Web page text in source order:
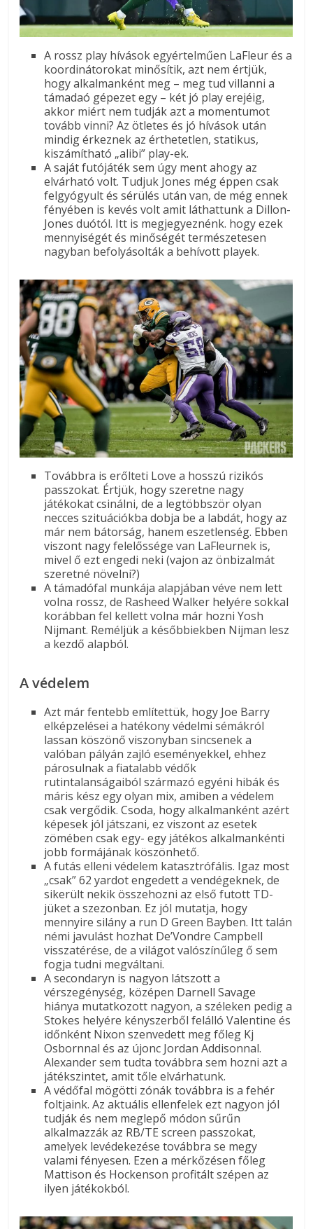
A rossz play hívások egyértelműen LaFleur és a
koordinátorokat minősítik, azt nem értjük,
hogy alkalmanként meg – meg tud villanni a
támadaó gépezet egy – két jó play erejéig,
akkor miért nem tudják azt a momentumot
tovább vinni? Az ötletes és jó hívások után
mindig érkeznek az érthetetlen, statikus,
kiszámítható „alibi” play-ek.
A saját futójáték sem úgy ment ahogy az
elvárható volt. Tudjuk Jones még éppen csak
felgyógyult és sérülés után van, de még ennek
fényében is kevés volt amit láthattunk a Dillon-
Jones duótól. Itt is megjegyeznénk. hogy ezek
mennyiségét és minőségét természetesen
nagyban befolyásolták a behívott playek.
Továbbra is erőlteti Love a hosszú rizikós
passzokat. Értjük, hogy szeretne nagy
játékokat csinálni, de a legtöbbször olyan
necces szituációkba dobja be a labdát, hogy az
már nem bátorság, hanem eszetlenség. Ebben
viszont nagy felelőssége van LaFleurnek is,
mivel ő ezt engedi neki (vajon az önbizalmát
szeretné növelni?)
A támadófal munkája alapjában véve nem lett
volna rossz, de Rasheed Walker helyére sokkal
korábban fel kellett volna már hozni Yosh
Nijmant. Reméljük a későbbiekben Nijman lesz
a kezdő alapból.
A védelem
Azt már fentebb említettük, hogy Joe Barry
elképzelései a hatékony védelmi sémákról
lassan köszönő viszonyban sincsenek a
valóban pályán zajló eseményekkel, ehhez
párosulnak a fiatalabb védők
rutintalanságaiból származó egyéni hibák és
máris kész egy olyan mix, amiben a védelem
csak vergődik. Csoda, hogy alkalmanként azért
képesek jól játszani, ez viszont az esetek
zömében csak egy- egy játékos alkalmankénti
jobb formájának köszönhető.
A futás elleni védelem katasztrófális. Igaz most
„csak” 62 yardot engedett a vendégeknek, de
sikerült nekik összehozni az első futott TD-
jüket a szezonban. Ez jól mutatja, hogy
mennyire silány a run D Green Bayben. Itt talán
némi javulást hozhat De’Vondre Campbell
visszatérése, de a világot valószínűleg ő sem
fogja tudni megváltani.
A secondaryn is nagyon látszott a
vérszegénység, középen Darnell Savage
hiánya mutatkozott nagyon, a széleken pedig a
Stokes helyére kényszerből felálló Valentine és
időnként Nixon szenvedett meg főleg Kj
Osbornnal és az újonc Jordan Addisonnal.
Alexander sem tudta továbbra sem hozni azt a
játékszintet, amit tőle elvárhatunk.
A védőfal mögötti zónák továbbra is a fehér
foltjaink. Az aktuális ellenfelek ezt nagyon jól
tudják és nem meglepő módon sűrűn
alkalmazzák az RB/TE screen passzokat,
amelyek levédekezése továbbra se megy
valami fényesen. Ezen a mérkőzésen főleg
Mattison és Hockenson profitált szépen az
ilyen játékokból.